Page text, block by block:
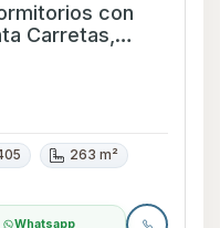
con
Carretas,
263 m²
Whatsapp